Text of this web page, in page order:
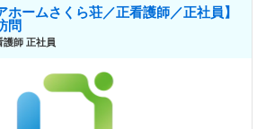
ームさくら荘／正看護師／正社員】
問
師 正社員